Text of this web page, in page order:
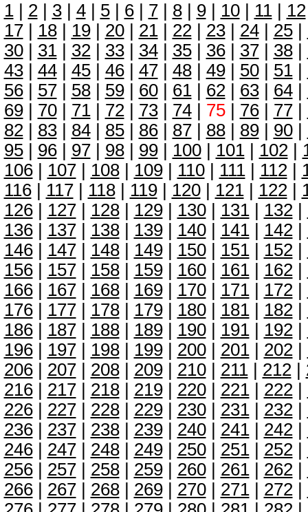
1| 2| 3| 4| 5| 6| 7| 8| 9| 10| 11| 12
17| 18| 19| 20| 21| 22| 23| 24| 25|
30| 31| 32| 33| 34| 35| 36| 37| 38|
43| 44| 45| 46| 47| 48| 49| 50| 51|
56| 57| 58| 59| 60| 61| 62| 63| 64|
69| 70| 71| 72| 73| 74| 75| 76| 77|
82| 83| 84| 85| 86| 87| 88| 89| 90|
95| 96| 97| 98| 99| 100| 101| 102|
106| 107| 108| 109| 110| 111| 112|
116| 117| 118| 119| 120| 121| 122|
126| 127| 128| 129| 130| 131| 132|
136| 137| 138| 139| 140| 141| 142|
146| 147| 148| 149| 150| 151| 152|
156| 157| 158| 159| 160| 161| 162|
166| 167| 168| 169| 170| 171| 172|
176| 177| 178| 179| 180| 181| 182|
186| 187| 188| 189| 190| 191| 192|
196| 197| 198| 199| 200| 201| 202|
206| 207| 208| 209| 210| 211| 212|
216| 217| 218| 219| 220| 221| 222|
226| 227| 228| 229| 230| 231| 232|
236| 237| 238| 239| 240| 241| 242|
246| 247| 248| 249| 250| 251| 252|
256| 257| 258| 259| 260| 261| 262|
266| 267| 268| 269| 270| 271| 272|